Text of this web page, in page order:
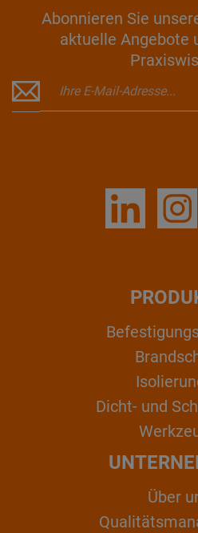
Abonnieren Sie
aktuelle Angebote
Dicht- und
Über